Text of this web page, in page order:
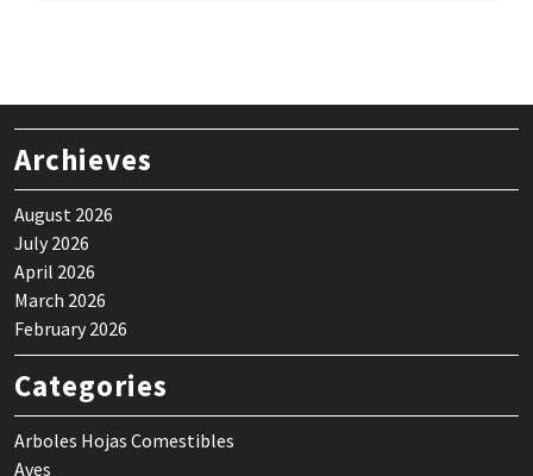
Archieves
August 2026
July 2026
April 2026
March 2026
February 2026
Categories
Arboles Hojas Comestibles
Aves